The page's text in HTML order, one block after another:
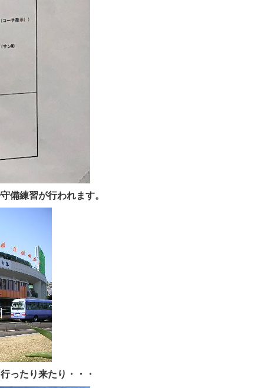
備練習が行われます。
ったり来たり・・・